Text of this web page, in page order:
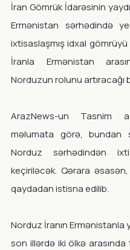
İran Gömrük İdarəsinin
Ermənistan sərhədində
ixtisaslaşmış idxal
İranla Ermənistan
Norduzun rolunu artıracağı
ArazNews-un Tasnim
məlumata görə, bundan
Norduz sərhədindən
keçiriləcək. Qərara
qaydadan istisna edilib.
Norduz İranın
son illərdə iki ölkə arasında